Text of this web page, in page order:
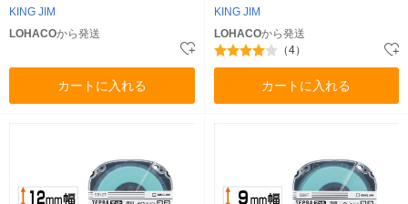
KING JIM
LOHACOから発送
カートに入れる
KING JIM
LOHACOから発送
（4）
カートに入れる